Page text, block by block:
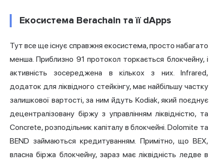
Екосистема Berachain та її dApps
Тут все ще існує справжня екосистема, просто набагато
менша. Приблизно 91 протокол торкається блокчейну, і
активність зосереджена в кількох з них. Infrared,
додаток для ліквідного стейкінгу, має найбільшу частку
залишкової вартості, за ним йдуть Kodiak, який поєднує
децентралізовану біржу з управлінням ліквідністю, та
Concrete, розподільник капіталу в блокчейні. Dolomite та
BEND займаються кредитуванням. Примітно, що BEX,
власна біржа блокчейну, зараз має ліквідність ледве в